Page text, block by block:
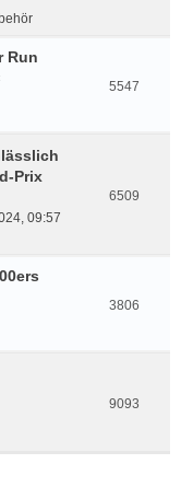
Run
5547
Prix
09:57
6509
3806
9093